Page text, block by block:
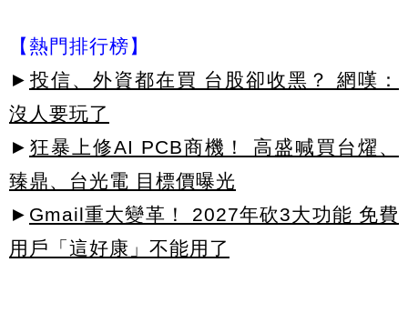
【熱門排行榜】
► 投信、外資都在買 台股卻收黑？ 網嘆：
沒人要玩了
► 狂暴上修AI PCB商機！ 高盛喊買台燿、
臻鼎、台光電 目標價曝光
► Gmail重大變革！ 2027年砍3大功能 免費
用戶「這好康」不能用了